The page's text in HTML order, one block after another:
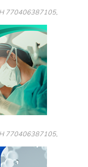
770406387105,
770406387105,